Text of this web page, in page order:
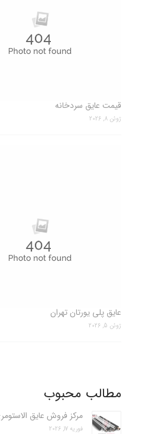
قیمت عایق سردخانه
ژوئن 8, 2026
عایق پلی یورتان تهران
ژوئن 5, 2026
مطالب محبوب
مرکز فروش عایق
فوریه 17, 2026